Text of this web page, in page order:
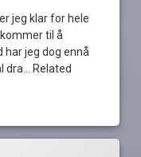
jeg klar for hele
til å
har jeg dog ennå
dra… Related